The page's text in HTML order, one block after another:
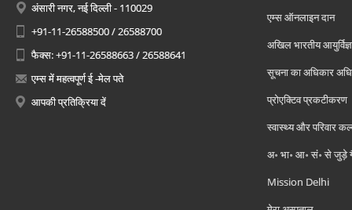
अंसारी नगर, नई दिल्ली - 110029
+91-11-26588500 / 26588700
फैक्स: +91-11-26588663 / 26588641
एम्स में महत्वपूर्ण ई -मेल पते
आपकी प्रतिक्रिया दें
एम्स ऑनलाइन दान
अखिल भारतीय
सूचना का अधिकार
प्रोएक्टिव प्रकटीकरण
स्वास्थ्य और परिवार
अ॰ भा॰ आ॰ सं॰ से जुड़े
Mission Delhi